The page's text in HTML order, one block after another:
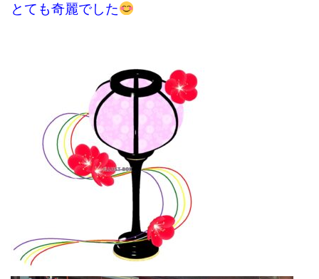
とても奇麗でした